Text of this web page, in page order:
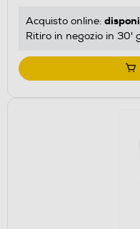
Acquisto online:
Ritiro in negozio in 30'